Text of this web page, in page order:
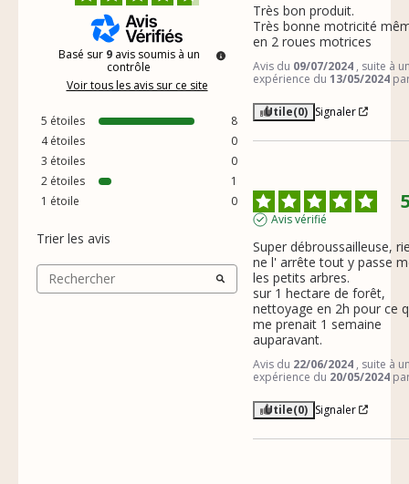
Basé sur 9 avis soumis à un
contrôle
Voir tous les avis sur ce site
5 étoiles
8
4étoiles
0
3 étoiles
0
2 étoiles
1
1 étoile 0
Trier les avis
Très bon produit.
Très bonne motricité
en 2 roues motrices
Avis du 09/07/2024 , suite à
expérience du 13/05/2024
Utile(0) Signaler
Avis vérifié
Super débroussailleuse,
ne l' arrête tout y passe
les petits arbres.
sur 1 hectare de forêt,
nettoyage en 2h pour ce
me prenait 1 semaine
auparavant.
Avis du 22/06/2024 , suite à
expérience du 20/05/2024
Utile(0) Signaler